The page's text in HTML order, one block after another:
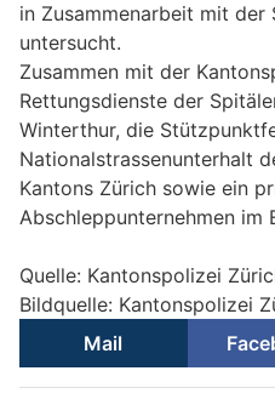
in Zusammenarbeit mit der
untersucht.
Zusammen mit der
Rettungsdienste der
Winterthur, die
Nationalstrassenunterhalt
Kantons Zürich sowie ein
Abschleppunternehmen im
Quelle: Kantonspolizei
Bildquelle: Kantonspolizei
Mail